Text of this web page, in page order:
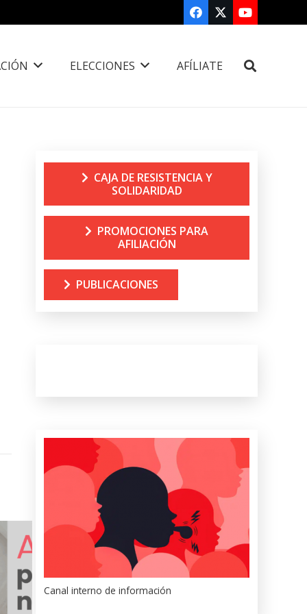
ELECCIONES AFÍLIATE
CAJA DE RESISTENCIA Y
SOLIDARIDAD
PROMOCIONES PARA
AFILIACIÓN
PUBLICACIONES
Canal interno de información